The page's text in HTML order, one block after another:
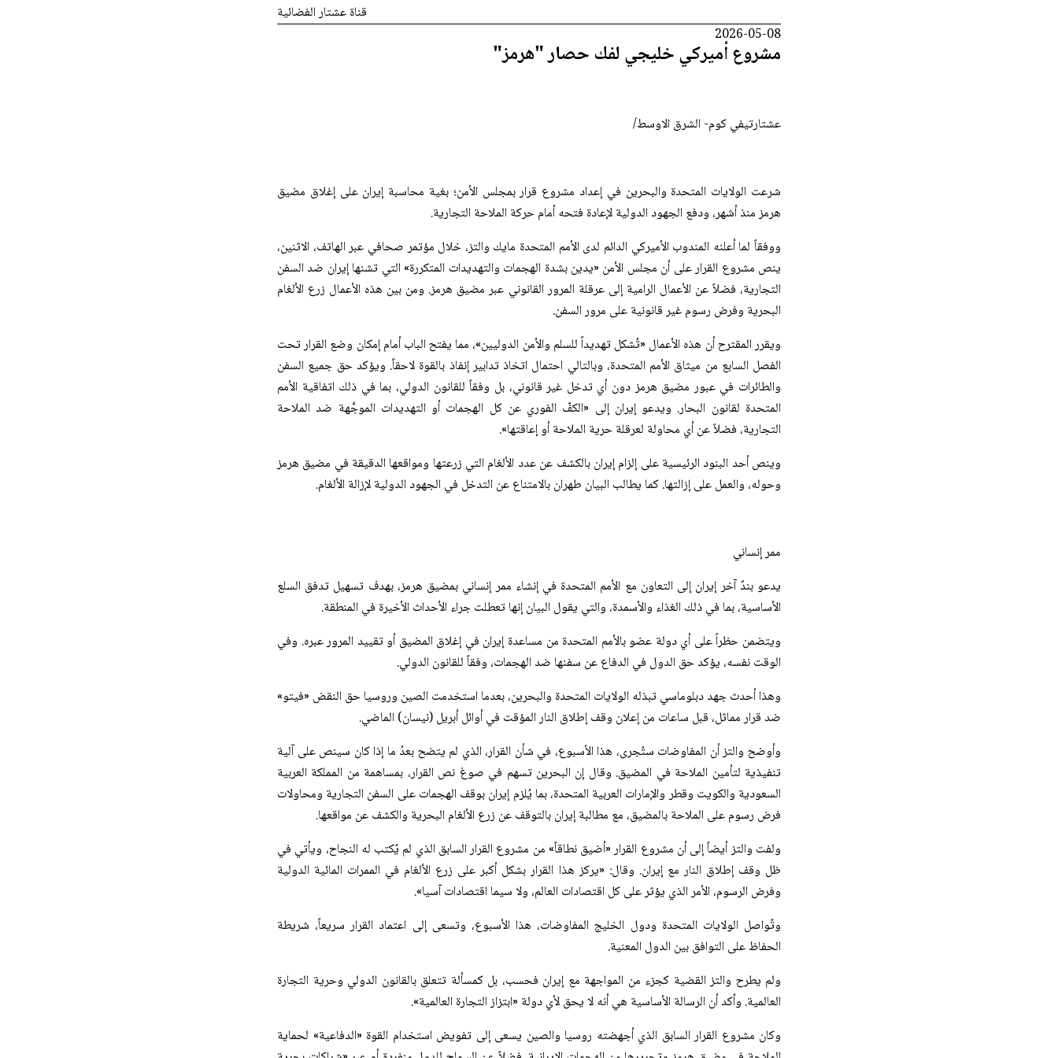
قناة عشتار الفضائية
2026-05-08
مشروع أميركي خليجي لفك حصار "هرمز"
عشتارتيفي كوم- الشرق الاوسط/
شرعت الولايات المتحدة والبحرين في إعداد مشروع قرار بمجلس الأمن؛ بغية محاسبة إيران على إغلاق مضيق
هرمز منذ أشهر، ودفع الجهود الدولية لإعادة فتحه أمام حركة الملاحة التجارية.
ووفقاً لما أعلنه المندوب الأميركي الدائم لدى الأمم المتحدة مايك والتز، خلال مؤتمر صحافي عبر الهاتف، الاثنين،
ينص مشروع القرار على أن مجلس الأمن «يدين بشدة الهجمات والتهديدات المتكررة» التي تشنها إيران ضد السفن
التجارية، فضلاً عن الأعمال الرامية إلى عرقلة المرور القانوني عبر مضيق هرمز. ومن بين هذه الأعمال زرع الألغام
البحرية وفرض رسوم غير قانونية على مرور السفن.
ويقرر المقترح أن هذه الأعمال «تُشكل تهديداً للسلم والأمن الدوليين»، مما يفتح الباب أمام إمكان وضع القرار تحت
الفصل السابع من ميثاق الأمم المتحدة، وبالتالي احتمال اتخاذ تدابير إنفاذ بالقوة لاحقاً. ويؤكد حق جميع السفن
والطائرات في عبور مضيق هرمز دون أي تدخل غير قانوني، بل وفقاً للقانون الدولي، بما في ذلك اتفاقية الأمم
المتحدة لقانون البحار. ويدعو إيران إلى «الكفّ الفوري عن كل الهجمات أو التهديدات الموجَّهة ضد الملاحة
التجارية، فضلاً عن أي محاولة لعرقلة حرية الملاحة أو إعاقتها».
وينص أحد البنود الرئيسية على إلزام إيران بالكشف عن عدد الألغام التي زرعتها ومواقعها الدقيقة في مضيق هرمز
وحوله، والعمل على إزالتها. كما يطالب البيان طهران بالامتناع عن التدخل في الجهود الدولية لإزالة الألغام.
ممر إنساني
يدعو بندٌ آخر إيران إلى التعاون مع الأمم المتحدة في إنشاء ممر إنساني بمضيق هرمز، بهدف تسهيل تدفق السلع
الأساسية، بما في ذلك الغذاء والأسمدة، والتي يقول البيان إنها تعطلت جراء الأحداث الأخيرة في المنطقة.
ويتضمن حظراً على أي دولة عضو بالأمم المتحدة من مساعدة إيران في إغلاق المضيق أو تقييد المرور عبره. وفي
الوقت نفسه، يؤكد حق الدول في الدفاع عن سفنها ضد الهجمات، وفقاً للقانون الدولي.
وهذا أحدث جهد دبلوماسي تبذله الولايات المتحدة والبحرين، بعدما استخدمت الصين وروسيا حق النقض «فيتو»
ضد قرار مماثل، قبل ساعات من إعلان وقف إطلاق النار المؤقت في أوائل أبريل (نيسان) الماضي.
وأوضح والتز أن المفاوضات ستُجرى، هذا الأسبوع، في شأن القرار، الذي لم يتضح بعدُ ما إذا كان سينص على آلية
تنفيذية لتأمين الملاحة في المضيق. وقال إن البحرين تسهم في صوغ نص القرار، بمساهمة من المملكة العربية
السعودية والكويت وقطر والإمارات العربية المتحدة، بما يُلزم إيران بوقف الهجمات على السفن التجارية ومحاولات
فرض رسوم على الملاحة بالمضيق، مع مطالبة إيران بالتوقف عن زرع الألغام البحرية والكشف عن مواقعها.
ولفت والتز أيضاً إلى أن مشروع القرار «أضيق نطاقاً» من مشروع القرار السابق الذي لم يُكتب له النجاح، ويأتي في
ظل وقف إطلاق النار مع إيران. وقال: «يركز هذا القرار بشكل أكبر على زرع الألغام في الممرات المائية الدولية
وفرض الرسوم، الأمر الذي يؤثر على كل اقتصادات العالم، ولا سيما اقتصادات آسيا».
وتُواصل الولايات المتحدة ودول الخليج المفاوضات، هذا الأسبوع، وتسعى إلى اعتماد القرار سريعاً، شريطة
الحفاظ على التوافق بين الدول المعنية.
ولم يطرح والتز القضية كجزء من المواجهة مع إيران فحسب، بل كمسألة تتعلق بالقانون الدولي وحرية التجارة
العالمية. وأكد أن الرسالة الأساسية هي أنه لا يحق لأي دولة «ابتزاز التجارة العالمية».
وكان مشروع القرار السابق الذي أجهضته روسيا والصين يسعى إلى تفويض استخدام القوة «الدفاعية» لحماية